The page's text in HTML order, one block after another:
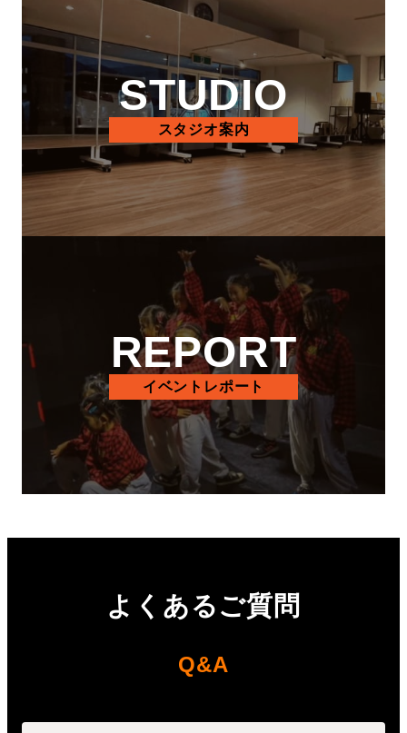
STUDIO
スタジオ案内
REPORT
イベントレポート
よくあるご質問
Q&A